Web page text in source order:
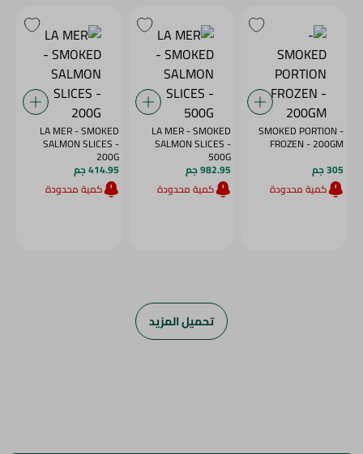
- SMOKED PORTION
FROZEN - 200GM
305 جم
كمية محدودة
LA MER - SMOKED
SALMON SLICES -
500G
982.95 جم
كمية محدودة
LA MER - SMOKED
SALMON SLICES -
200G
414.95 جم
كمية محدودة
تحميل المزيد